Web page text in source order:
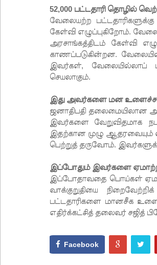
52,000 பட்டதாரி தொழில்
வேலையற்ற
கேள்வி எழுப்புகிறோம்.
அரசாங்கத்திடம் கேள்வி
காணப்படுகின்றன.
இவர்கள், வேலையில்லாப்
செயலாகும்.
இது அவர்களை மன
ஜனாதிபதி தலைமையிலான
இவர்களை வேறுவிதமாக
இதற்கான முழு ஆதரவையும்
பெற்றுத் தருவோம்.
இப்போதும் இவர்களை
இப்போதாவதை பொய்கள்
வாக்குறுதியை
பட்டதாரிகளை மானசீக
எதிர்க்கட்சித் தலைவர் சஜித்
Facebook